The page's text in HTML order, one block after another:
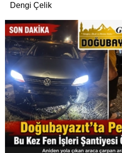
Dengi Çelik